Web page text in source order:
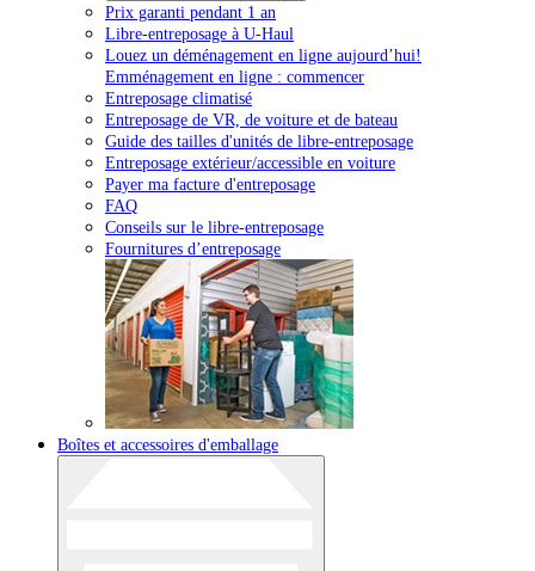
Prix garanti pendant 1 an
Libre-entreposage à U-Haul
Louez un déménagement en ligne aujourd’hui!
Emménagement en ligne : commencer
Entreposage climatisé
Entreposage de VR, de voiture et de bateau
Guide des tailles d'unités de libre-entreposage
Entreposage extérieur/accessible en voiture
Payer ma facture d'entreposage
FAQ
Conseils sur le libre-entreposage
Fournitures d’entreposage
Boîtes et accessoires d'emballage